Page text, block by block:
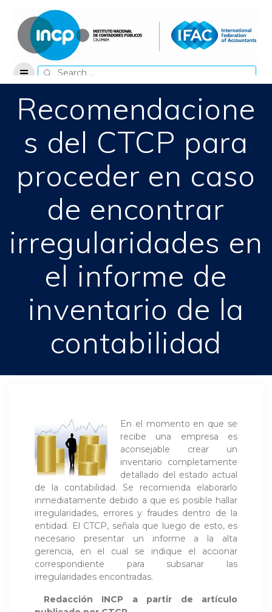
content
Search
for:
Recomendacione
s del CTCP para
proceder en caso
de encontrar
irregularidades en
el informe de
inventario de la
contabilidad
En el momento en que se
recibe una empresa es
aconsejable crear un
inventario completamente
detallado del estado actual
de la contabilidad. Se recomienda elaborarlo
inmediatamente debido a que es posible hallar
irregularidades, errores y fraudes dentro de la
entidad. El CTCP, señala que luego de esto, es
necesario presentar un informe a la alta
gerencia, en el cual se indique el accionar
correspondiente para subsanar las
irregularidades encontradas.
Redacción INCP a partir de artículo